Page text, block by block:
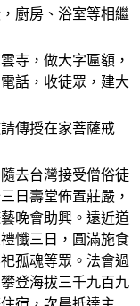
廚房、浴室等相繼
寺，做大字匾額，
話，收徒眾，建大
傳授在家菩薩戒
去台灣接受僧俗徒
日壽堂佈置莊嚴，
晚會助興。遠近道
懺三日，圓滿施食
孤魂等眾。法會過
登海拔三千九百九